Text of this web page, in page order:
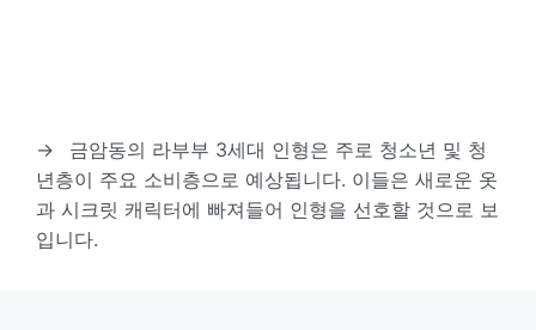
→
금암동의 라부부 3세대 인형은 주로 청소년 및 청
년층이 주요 소비층으로 예상됩니다. 이들은 새로운 옷
과 시크릿 캐릭터에 빠져들어 인형을 선호할 것으로 보
입니다.